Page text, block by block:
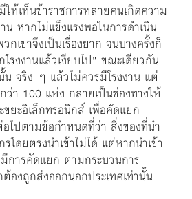
ห้เห็นข้าราชการหลายคนเกิดความ
น หากไม่แข็งแรงพอในการดำเนิน
กเขาจึงเป็นเรื่องยาก จนบางครั้งก็
โรงงานแล้วเงียบไป” ขณะเดียวกัน
น จริง ๆ แล้วไม่ควรมีโรงงาน แต่
า 100 แห่ง กลายเป็นช่องทางให้
ขยะอิเล็กทรอนิกส์ เพื่อคัดแยก
อไปตามข้อกำหนดที่ว่า สิ่งของที่นำ
โดยตรงนำเข้าไม่ได้ แต่หากนำเข้า
การคัดแยก ตามกระบวนการ
องถูกส่งออกนอกประเทศเท่านั้น